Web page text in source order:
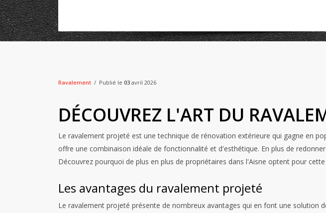
Ravalement Publié le 03 avril 2026
DÉCOUVREZ L'ART DU
Le ravalement projeté est une technique de rénovation extérieure qui gagne en
offre une combinaison idéale de fonctionnalité et d'esthétique. En plus de
Découvrez pourquoi de plus en plus de propriétaires dans l'Aisne optent pour
Les avantages du ravalement projeté
Le ravalement projeté présente de nombreux avantages qui en font une solution